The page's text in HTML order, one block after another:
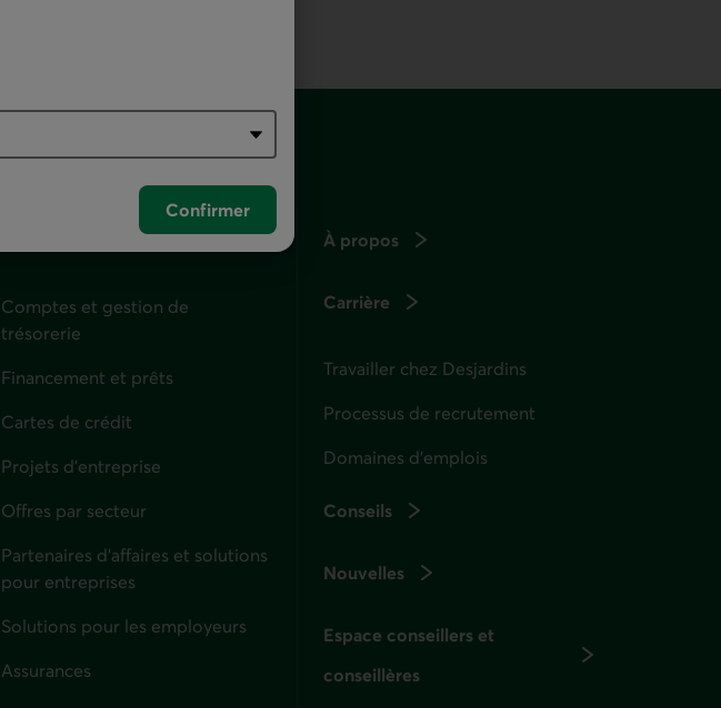
Confirmer
Comptes et gestion de
trésorerie
Financement et prêts
Cartes de crédit
Projets d'entreprise
Offres par secteur
Partenaires d’affaires et solutions
pour entreprises
Solutions pour les employeurs
Assurances
À propos
Carrière
Travailler chez Desjardins
Processus de recrutement
Domaines d’emplois
Conseils
Nouvelles
Espace conseillers et
conseillères